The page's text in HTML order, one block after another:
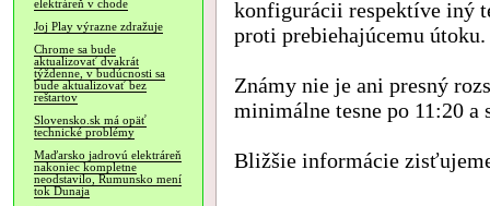
elektráreň v chode
Joj Play výrazne zdražuje
Chrome sa bude
aktualizovať dvakrát
týždenne, v budúcnosti sa
bude aktualizovať bez
reštartov
Slovensko.sk má opäť
technické problémy
Maďarsko jadrovú elektráreň
nakoniec kompletne
neodstavilo, Rumunsko mení
tok Dunaja
konfigurácii respektíve iný
proti prebiehajúcemu útoku.
Známy nie je ani presný
minimálne tesne po 11:20 a
Bližšie informácie